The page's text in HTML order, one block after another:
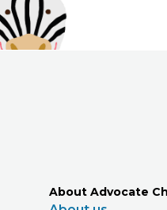
About Advocate